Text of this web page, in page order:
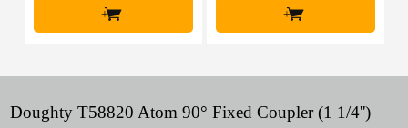
+ +
Doughty T58820 Atom 90° Fixed Coupler (1 1/4'')